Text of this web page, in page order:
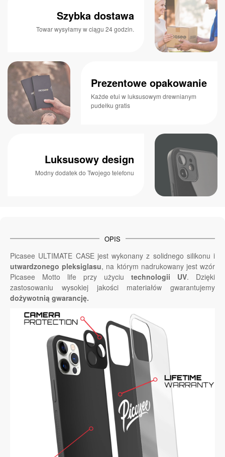
Szybka dostawa
Towar wysyłamy w ciągu 24 godzin.
Prezentowe opakowanie
Każde etui w luksusowym drewnianym
pudełku gratis
Luksusowy design
Modny dodatek do Twojego telefonu
OPIS
Picasee ULTIMATE CASE jest wykonany z solidnego silikonu i
utwardzonego pleksiglasu, na którym nadrukowany jest wzór
Picasee Motto life przy użyciu technologii UV. Dzięki
zastosowaniu wysokiej jakości materiałów gwarantujemy
dożywotnią gwarancję.